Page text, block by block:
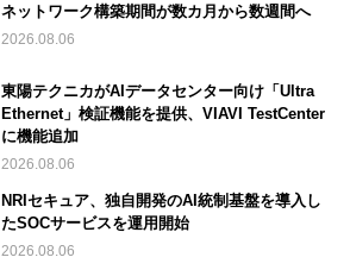
ネットワーク構築期間が数カ月から数週間へ
2026.08.06
東陽テクニカがAIデータセンター向け「Ultra
Ethernet」検証機能を提供、VIAVI TestCenter
に機能追加
2026.08.06
NRIセキュア、独自開発のAI統制基盤を導入し
たSOCサービスを運用開始
2026.08.06